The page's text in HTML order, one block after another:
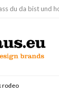
du da bist und
rodeo